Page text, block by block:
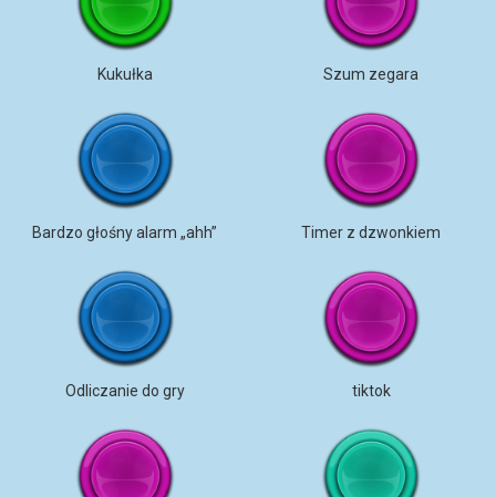
Kukułka Szum zegara
Bardzo głośny alarm „ahh” Timer z dzwonkiem
Odliczanie do gry tiktok